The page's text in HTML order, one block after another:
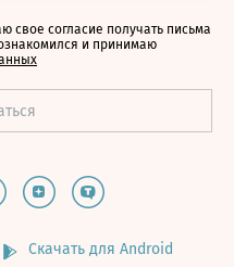
свое согласие получать письма
и принимаю
Скачать для Android